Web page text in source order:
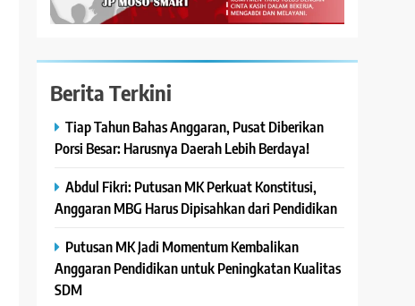
Berita Terkini
Tiap Tahun Bahas Anggaran, Pusat Diberikan
Porsi Besar: Harusnya Daerah Lebih Berdaya!
Abdul Fikri: Putusan MK Perkuat Konstitusi,
Anggaran MBG Harus Dipisahkan dari Pendidikan
Putusan MK Jadi Momentum Kembalikan
Anggaran Pendidikan untuk Peningkatan Kualitas
SDM